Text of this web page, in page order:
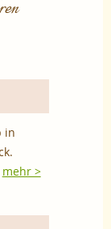
in
mehr >